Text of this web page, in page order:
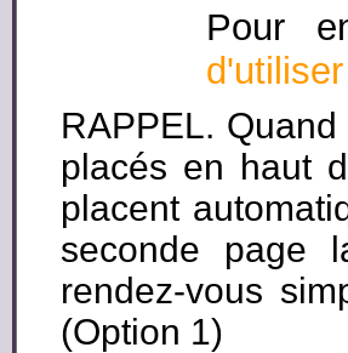
Pour
RAPPEL.
placés en haut
placent
seconde page
rendez-vous
(Option 1)